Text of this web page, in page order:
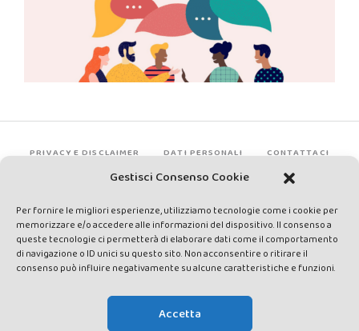
Gestisci Consenso Cookie
Per fornire le migliori esperienze, utilizziamo tecnologie come i cookie per
memorizzare e/o accedere alle informazioni del dispositivo. Il consenso a
queste tecnologie ci permetterà di elaborare dati come il comportamento
di navigazione o ID unici su questo sito. Non acconsentire o ritirare il
consenso può influire negativamente su alcune caratteristiche e funzioni.
Accetta
PRIVACY E DISCLAIMER DATI PERSONALI CONTATTACI
rights reserved - Testata registrata presso il Tribunale di Siena con
autorizzazione n°1 del 12/04/2014 - Direttrice Responsabile: Chiara